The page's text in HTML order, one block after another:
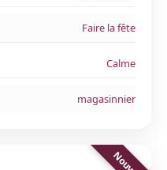
Faire la fête
Calme
magasinnier